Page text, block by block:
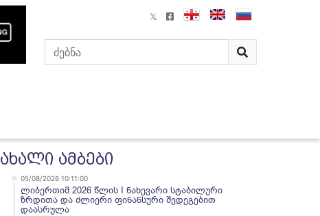
ახალი ამბები
05/08/2026 10:11:00
ლიბერთიმ 2026 წლის I ნახევარი სტაბილური
ზრდითა და ძლიერი ფინანსური შედეგებით
დაასრულა